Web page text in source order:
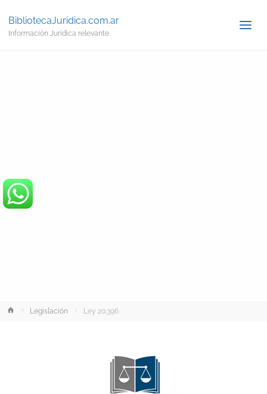
BibliotecaJuridica.com.ar
Información Jurídica relevante.
InicioLegislación Ley 20.396